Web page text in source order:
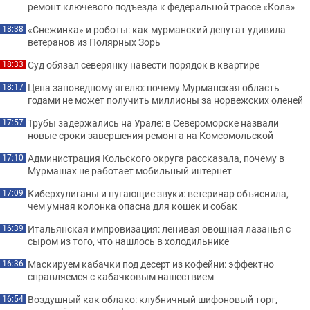
ремонт ключевого подъезда к федеральной трассе «Кола»
18:38 «Снежинка» и роботы: как мурманский депутат удивила
ветеранов из Полярных Зорь
18:33 Суд обязал северянку навести порядок в квартире
18:17 Цена заповедному ягелю: почему Мурманская область
годами не может получить миллионы за норвежских оленей
17:57 Трубы задержались на Урале: в Североморске назвали
новые сроки завершения ремонта на Комсомольской
17:10 Администрация Кольского округа рассказала, почему в
Мурмашах не работает мобильный интернет
17:09 Киберхулиганы и пугающие звуки: ветеринар объяснила,
чем умная колонка опасна для кошек и собак
16:39 Итальянская импровизация: ленивая овощная лазанья с
сыром из того, что нашлось в холодильнике
16:36 Маскируем кабачки под десерт из кофейни: эффектно
справляемся с кабачковым нашествием
16:54 Воздушный как облако: клубничный шифоновый торт,